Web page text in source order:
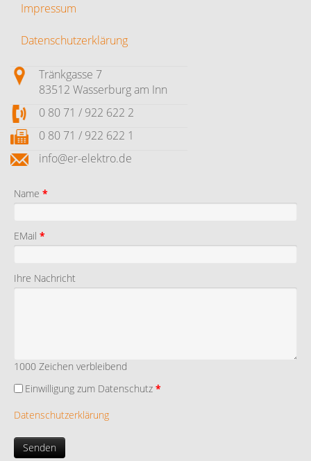
Impressum
Datenschutzerklärung
Tränkgasse 7
83512 Wasserburg am Inn
0 80 71 / 922 622 2
0 80 71 / 922 622 1
info@er-elektro.de
Name *
EMail *
Ihre Nachricht
1000 Zeichen verbleibend
Einwilligung zum Datenschutz *
Datenschutzerklärung
Senden